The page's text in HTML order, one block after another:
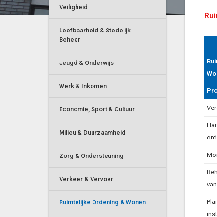
Veiligheid
Leefbaarheid & Stedelijk
Beheer
Jeugd & Onderwijs
Werk & Inkomen
Economie, Sport & Cultuur
Milieu & Duurzaamheid
Zorg & Ondersteuning
Verkeer & Vervoer
Ruimtelijke Ordening & Wonen